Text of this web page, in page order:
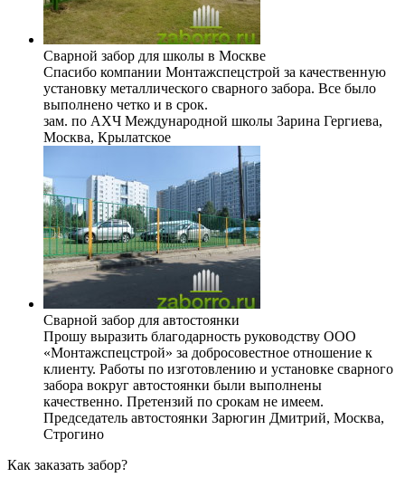
Сварной забор для школы в Москве
Спасибо компании Монтажспецстрой за качественную
установку металлического сварного забора. Все было
выполнено четко и в срок.
зам. по АХЧ Международной школы Зарина Гергиева,
Москва, Крылатское
Сварной забор для автостоянки
Прошу выразить благодарность руководству ООО
«Монтажспецстрой» за добросовестное отношение к
клиенту. Работы по изготовлению и установке сварного
забора вокруг автостоянки были выполнены
качественно. Претензий по срокам не имеем.
Председатель автостоянки Зарюгин Дмитрий, Москва,
Строгино
Как заказать забор?